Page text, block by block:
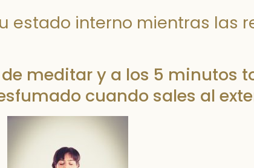
estado interno mientras las
meditar y a los 5 minutos
cuando sales al